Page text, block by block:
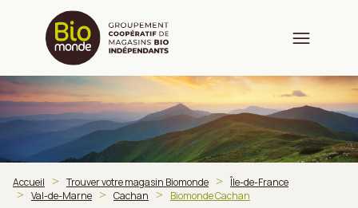
Accueil Trouver votre magasin Biomonde
Île-de-France
Val-de-Marne
Cachan Biomonde Cachan